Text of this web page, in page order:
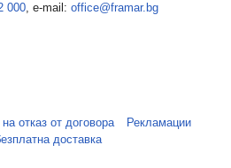
000 , e-mail: office@framar.bg
на отказ от договора
Рекламации
доставка